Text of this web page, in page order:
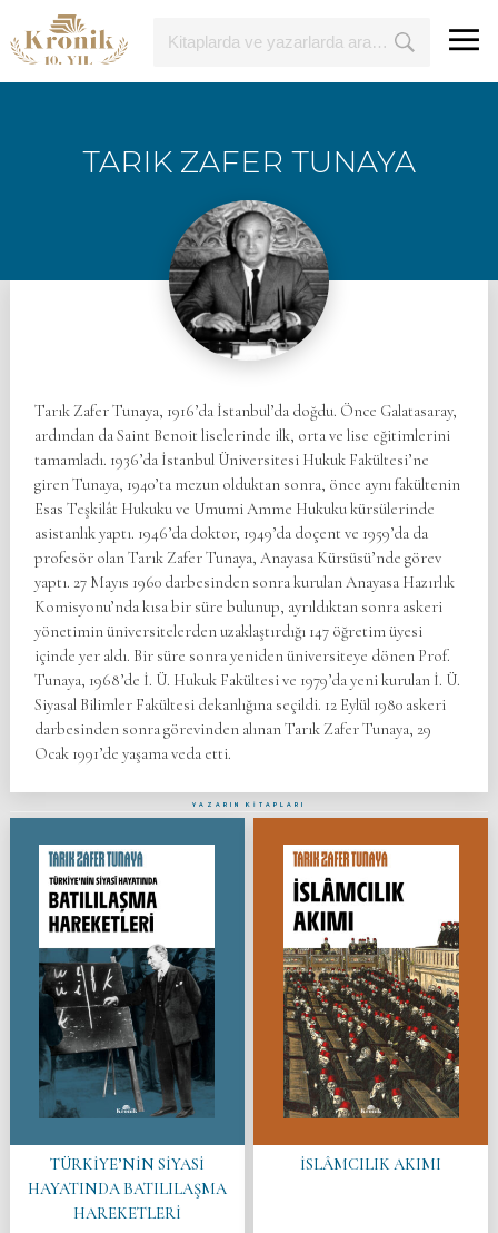
TARIK ZAFER TUNAYA
Tarık Zafer Tunaya, 1916’da İstanbul’da doğdu. Önce Galatasaray,
ardından da Saint Benoit liselerinde ilk, orta ve lise eğitimlerini
tamamladı. 1936’da İstanbul Üniversitesi Hukuk Fakültesi’ne
giren Tunaya, 1940’ta mezun olduktan sonra, önce aynı fakültenin
Esas Teşkilât Hukuku ve Umumi Amme Hukuku kürsülerinde
asistanlık yaptı. 1946’da doktor, 1949’da doçent ve 1959’da da
profesör olan Tarık Zafer Tunaya, Anayasa Kürsüsü’nde görev
yaptı. 27 Mayıs 1960 darbesinden sonra kurulan Anayasa Hazırlık
Komisyonu’nda kısa bir süre bulunup, ayrıldıktan sonra askeri
yönetimin üniversitelerden uzaklaştırdığı 147 öğretim üyesi
içinde yer aldı. Bir süre sonra yeniden üniversiteye dönen Prof.
Tunaya, 1968’de İ. Ü. Hukuk Fakültesi ve 1979’da yeni kurulan İ. Ü.
Siyasal Bilimler Fakültesi dekanlığına seçildi. 12 Eylül 1980 askeri
darbesinden sonra görevinden alınan Tarık Zafer Tunaya, 29
Ocak 1991’de yaşama veda etti.
YAZARIN KİTAPLARI
TÜRKİYE’NİN SİYASİ
HAYATINDA BATILILAŞMA
HAREKETLERİ
İSLÂMCILIK AKIMI